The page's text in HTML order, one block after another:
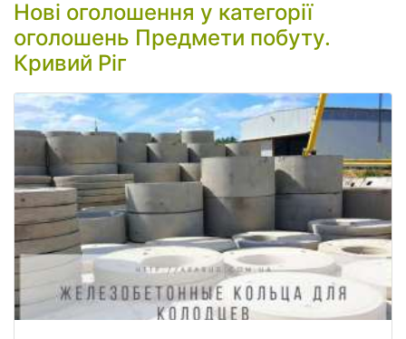
Нові оголошення у категорії
оголошень Предмети побуту.
Кривий Ріг